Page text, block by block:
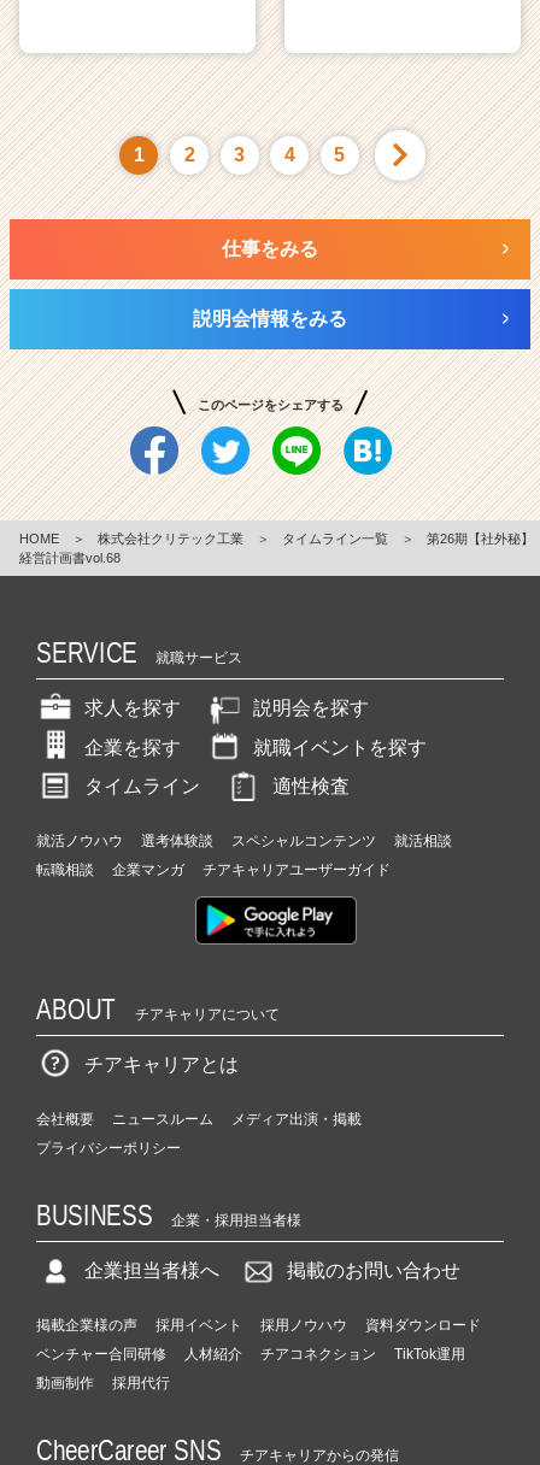
1 2 3 4 5
仕事をみる
説明会情報をみる
このページをシェアする
HOME ＞ 株式会社クリテック工業 ＞ タイムライン一覧 ＞
第26期【社外秘】
経営計画書vol.68
SERVICE 就職サービス
求人を探す
説明会を探す
企業を探す
就職イベントを探す
タイムライン
適性検査
就活ノウハウ 選考体験談 スペシャルコンテンツ
就活相談
転職相談
企業マンガ チアキャリアユーザーガイド
ABOUT チアキャリアについて
チアキャリアとは
会社概要 ニュースルーム
メディア出演・掲載
プライバシーポリシー
BUSINESS 企業・採用担当者様
企業担当者様へ 掲載のお問い合わせ
掲載企業様の声 採用イベント 採用ノウハウ
資料ダウンロード
ベンチャー合同研修
人材紹介 チアコネクション
TikTok運用
動画制作
採用代行
CheerCareer SNS チアキャリアからの発信